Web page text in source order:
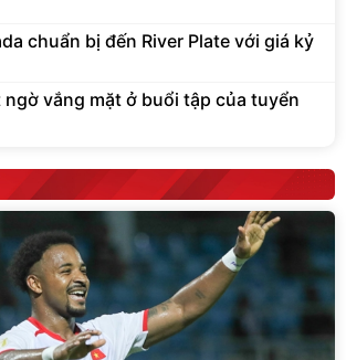
chuẩn bị đến River Plate với giá kỷ
vắng mặt ở buổi tập của tuyển